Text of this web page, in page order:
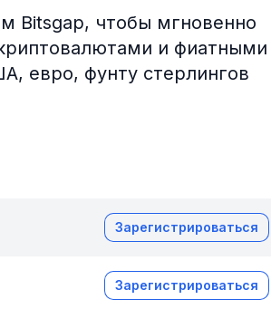
Bitsgap, чтобы мгновенно
и фиатными
евро, фунту стерлингов
Зарегистрироваться
Зарегистрироваться